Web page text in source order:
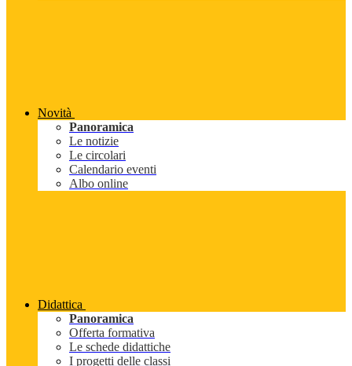
Novità
Panoramica
Le notizie
Le circolari
Calendario eventi
Albo online
Didattica
Panoramica
Offerta formativa
Le schede didattiche
I progetti delle classi